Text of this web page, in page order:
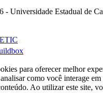
- Universidade Estadual de
para oferecer melhor
como você interage em
Ao utilizar este site,